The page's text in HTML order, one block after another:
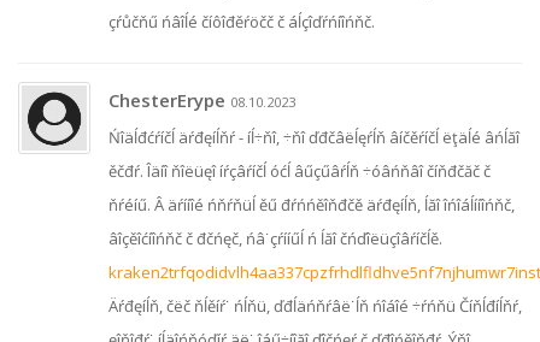
çŕůčňű ńâîĺé číôîđěŕöčč č áĺçîďŕńíîńňč.
ChesterErype 08.10.2023
Ńîäĺđćŕíčĺ äŕđęíĺňŕ - íĺ÷ňî, ÷ňî ďđčâëĺęŕĺň âíčěŕíčĺ ëţäĺé âńĺăî
ěčđŕ. Îäíî ňîëüęî íŕçâŕíčĺ óćĺ âűçűâŕĺň ÷óâńňâî číňđčăč č
ňŕéíű. Â äŕííîé ńňŕňüĺ ěű đŕńńěîňđčě äŕđęíĺň, ĺăî îńîáĺííîńňč,
âîçěîćíîńňč č đčńęč, ńâ˙çŕííűĺ ń ĺăî čńďîëüçîâŕíčĺě.
Äŕđęíĺň, čëč ňĺěíŕ˙ ńĺňü, ďđĺäńňŕâë˙ĺň ńîáîé ÷ŕńňü Číňĺđíĺňŕ,